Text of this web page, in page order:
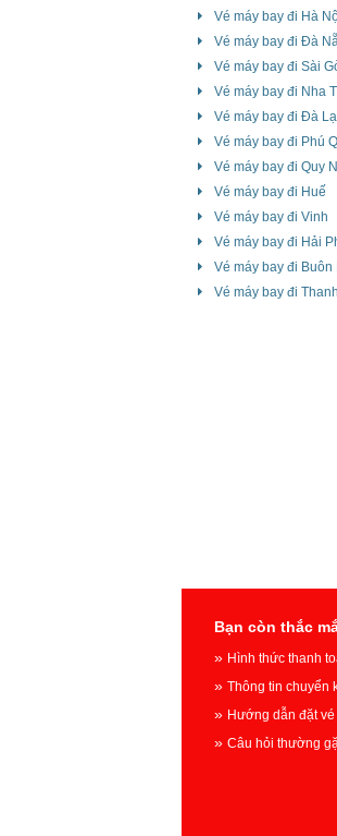
Vé máy bay đi Hà
Vé máy bay đi Đà
Vé máy bay đi Sài
Vé máy bay đi Nha
Vé máy bay đi Đà
Vé máy bay đi Phú
Vé máy bay đi Quy
Vé máy bay đi Huế
Vé máy bay đi Vinh
Vé máy bay đi Hải
Vé máy bay đi Buôn
Vé máy bay đi
Bạn còn thắc
Hình thức thanh
Thông tin chuyển
Hướng dẫn đặt vé
Câu hỏi thường